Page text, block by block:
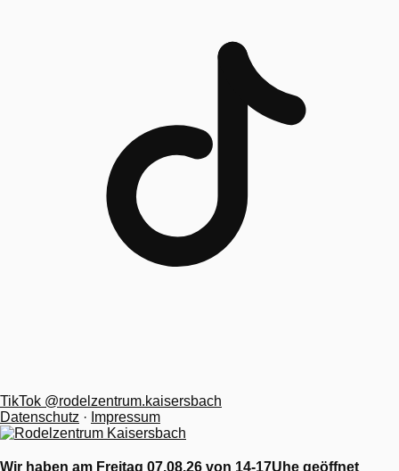
TikTok @rodelzentrum.kaisersbach
Datenschutz · Impressum
Wir haben am Freitag 07.08.26 von 14-17Uhe geöffnet